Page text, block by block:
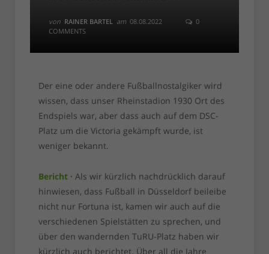
von RAINER BARTEL am 08.08.2022
0
COMMENTS
Der eine oder andere Fußballnostalgiker wird
wissen, dass unser Rheinstadion 1930 Ort des
Endspiels war, aber dass auch auf dem DSC-
Platz um die Victoria gekämpft wurde, ist
weniger bekannt.
Bericht · Als wir kürzlich nachdrücklich darauf
hinwiesen, dass Fußball in Düsseldorf beileibe
nicht nur Fortuna ist, kamen wir auch auf die
verschiedenen Spielstätten zu sprechen, und
über den wandernden TuRU-Platz haben wir
kürzlich auch berichtet. Über all die Jahre